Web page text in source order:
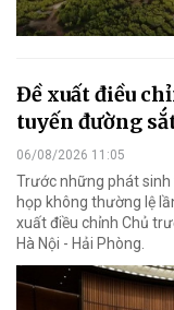
Đề xuất điều
tuyến đường
06/08/2026 11:05
Trước những phát
họp không thường lệ
xuất điều chỉnh Chủ
Hà Nội - Hải Phòng.